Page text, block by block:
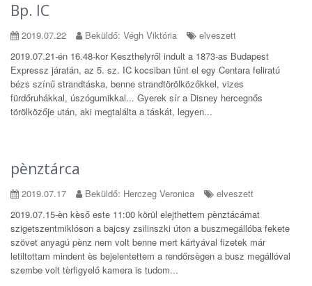
Bp. IC
2019.07.22 Beküldő: Végh Viktória
elveszett
2019.07.21-én 16.48-kor Keszthelyről indult a 1873-as Budapest
Expressz járatán, az 5. sz. IC kocsiban tűnt el egy Centara feliratú
bézs színű strandtáska, benne strandtörölközőkkel, vizes
fürdőruhákkal, úszógumikkal... Gyerek sír a Disney hercegnős
törölközője után, aki megtalálta a táskát, legyen...
pènztárca
2019.07.17 Beküldő: Herczeg Veronica
elveszett
2019.07.15-èn kèső este 11:00 körül elejthettem pènztácámat
szigetszentmiklóson a bajcsy zsilinszki úton a buszmegállóba fekete
szövet anyagú pènz nem volt benne mert kártyával fizetek már
letiltottam mindent ès bejelentettem a rendőrsègen a busz megállóval
szembe volt tèrfigyelő kamera is tudom...